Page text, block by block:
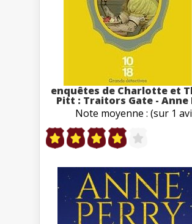
enquêtes de Charlotte et
Pitt : Traitors Gate - Anne
Note moyenne : (sur 1